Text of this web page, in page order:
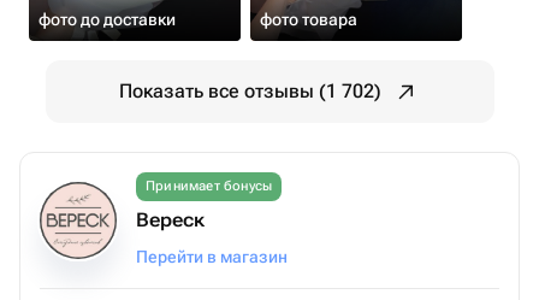
фото до доставки фото товара
Показать все отзывы (1 702)
Принимает бонусы
Вереск
Перейти в магазин